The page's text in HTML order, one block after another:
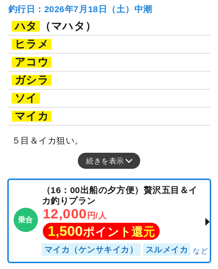
釣行日：2026年7月18日（土）中潮
ハタ
（マハタ）
ヒラメ
アコウ
ガシラ
ソイ
マイカ
５目＆イカ狙い。
続きを表示
乗合
（16：00出船の夕方便）贅沢五目＆イ
カ釣りプラン
12,000 円/人
1,500ポイント還元
マイカ（ケンサキイカ） スルメイカ